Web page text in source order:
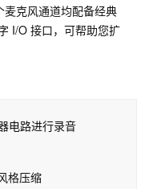
克风通​​道均配备经典
I/O 接口，可帮助您扩
电路进行录音
格压缩